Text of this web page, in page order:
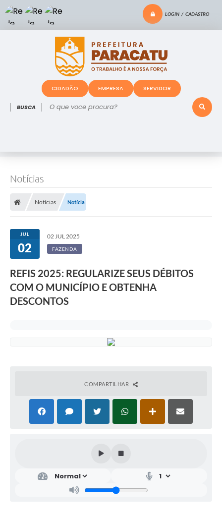
LOGIN / CADASTRO
O que voce procura?
CIDADÃO EMPRESA SERVIDOR
Notícias
Notícias Notícia
JUL
02
02 JUL 2025
FAZENDA
REFIS 2025: REGULARIZE SEUS DÉBITOS
COM O MUNICÍPIO E OBTENHA
DESCONTOS
COMPARTILHAR